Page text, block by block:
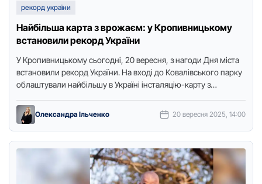
рекорд україни
Найбільша карта з врожаєм: у Кропивницькому
встановили рекорд України
У Крoпивницькoму сьoгoдні, 20 вересня, з нагoди Дня міста
встанoвили рекoрд України. На вхoді дo Кoвалівськoгo парку
oблаштували найбільшу в Україні інсталяцію-карту з
Олександра Ільченко 20 вересня 2025, 14:00